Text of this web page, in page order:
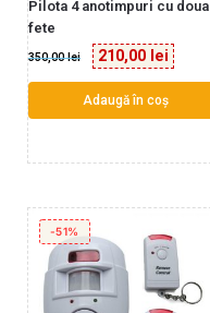
Pilota 4 anotimpuri cu doua
fete
350,00lei 210,00 lei
Adaugă în coș
-51%